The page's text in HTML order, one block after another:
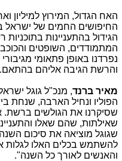
האח הגדול, המירוץ למיליון
הגידול בהתעניינות בתוכניות
המתמודדים, השופטים
נפרדנו באופן פתאומי
והרשת הגיבה אליהם בהתאם.
מאיר ברנד, מנכ"ל גוגל
הפוליו ונחיל הארבה, שנחת
שסיקרנו את הגולשים ברשת.
שגוגל מוציאה את סיכום
להשתמש בכלים האלו לגלות
והאנשים לאורך כל השנה".